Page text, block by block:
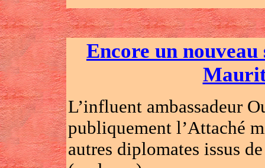
Encore un nouveau
L’influent ambassadeur
publiquement l’Attaché
autres diplomates issus